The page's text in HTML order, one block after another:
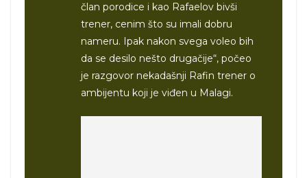
član porodice i kao Rafaelov bivši
trener, cenim što su imali dobru
nameru. Ipak nakon svega voleo bih
da se desilo nešto drugačije“, počeo
je razgovor nekadašnji Rafin trener o
ambijentu koji je viđen u Malagi.